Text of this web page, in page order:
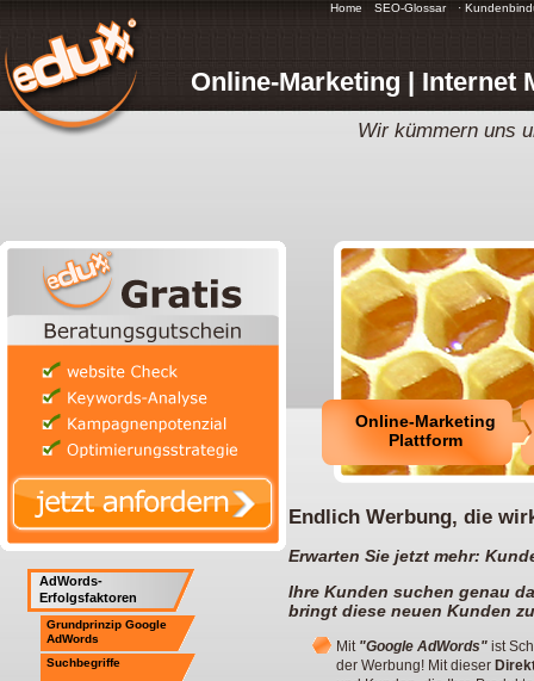
Online-Marketing | Internet
Wir kümmern uns
Online-Marketing
Plattform
Home SEO-Glossar ·
AdWords-
Erfolgsfaktoren
Grundprinzip Google
AdWords
Suchbegriffe
Endlich Werbung, die
Erwarten Sie jetzt mehr:
Ihre Kunden suchen genau
bringt diese neuen Kunden
Mit "Google AdWords" ist
der Werbung! Mit dieser